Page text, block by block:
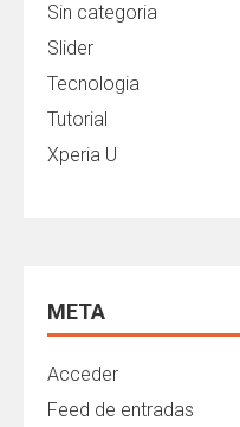
Sin categoria
Slider
Tecnologia
Tutorial
Xperia U
META
Acceder
Feed de entradas